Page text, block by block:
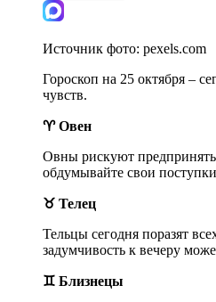
Источник фото: pexels.com
Гороскоп на 25 октября –
чувств.
♈ Овен
Овны рискуют предпринять
обдумывайте свои
♉ Телец
Тельцы сегодня поразят
задумчивость к вечеру
♊ Близнецы